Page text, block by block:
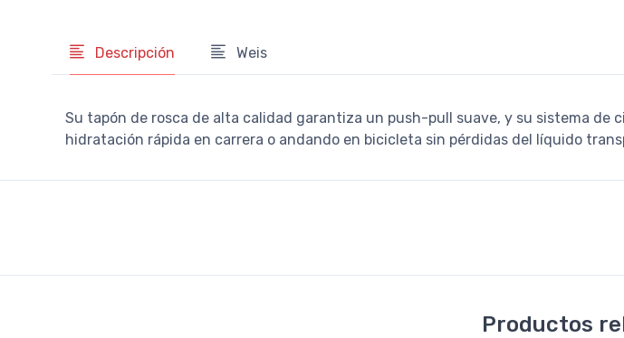
Descripción Weis
Su tapón de rosca de alta calidad garantiza un push-pull suave, y su sistema de
hidratación rápida en carrera o andando en bicicleta sin pérdidas del líquido
Productos